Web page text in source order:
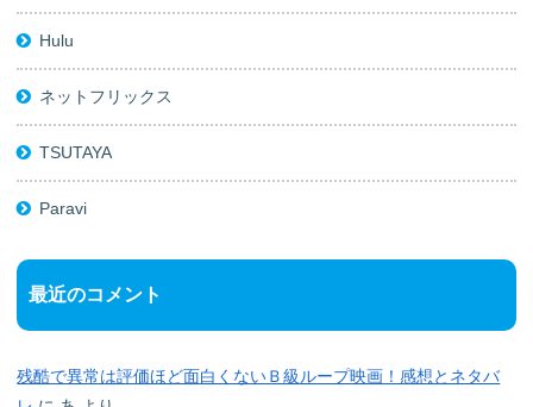
Hulu
ネットフリックス
TSUTAYA
Paravi
最近のコメント
残酷で異常は評価ほど面白くないＢ級ループ映画！感想とネタバ